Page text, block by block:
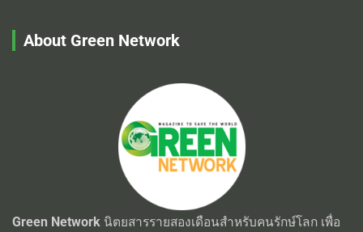
About Green Network
Green Network นิตยสารรายสองเดือนสำหรับคนรักษ์โลก เพื่อ